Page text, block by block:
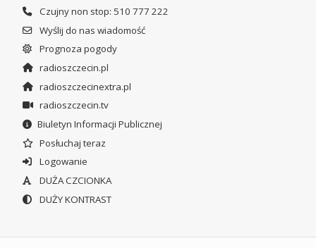
Czujny non stop: 510 777 222
Wyślij do nas wiadomość
Prognoza pogody
radioszczecin.pl
radioszczecinextra.pl
radioszczecin.tv
Biuletyn Informacji Publicznej
Posłuchaj teraz
Logowanie
DUŻA CZCIONKA
DUŻY KONTRAST